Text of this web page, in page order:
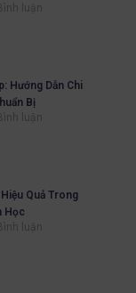
luận
Hướng Dẫn Chi
Bị
luận
Quả Trong
Học
luận